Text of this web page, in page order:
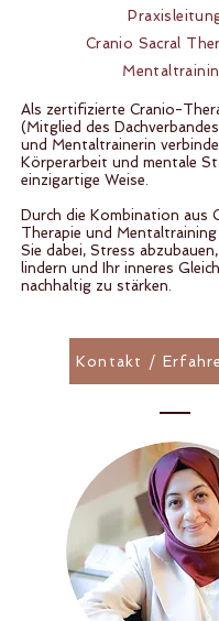
Cranio Sacral
Als zertifizierte Cranio-
(Mitglied des
und Mentaltrainerin
Körperarbeit und mentale
einzigartige Weise.
Durch die Kombination aus
Therapie und
Sie dabei, Stress
lindern und Ihr inneres
nachhaltig zu stärken.
Kontakt /